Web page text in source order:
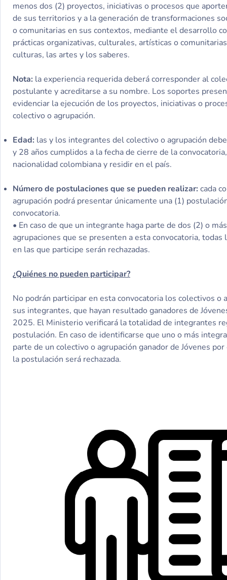
menos dos (2) proyectos, iniciativas o procesos que
de sus territorios y a la generación de transformaciones
o comunitarias en sus contextos, mediante el desarrollo
prácticas organizativas, culturales, artísticas o
culturas, las artes y los saberes.
Nota: la experiencia requerida deberá corresponder al
postulante y acreditarse a su nombre. Los soportes
evidenciar la ejecución de los proyectos, iniciativas o
colectivo o agrupación.
Edad: las y los integrantes del colectivo o agrupación
y 28 años cumplidos a la fecha de cierre de la
nacionalidad colombiana y residir en el país.
Número de postulaciones que se pueden realizar: cada
agrupación podrá presentar únicamente una (1)
convocatoria.
• En caso de que un integrante haga parte de dos (2) o
agrupaciones que se presenten a esta convocatoria, todas
en las que participe serán rechazadas.
¿Quiénes no pueden participar?
No podrán participar en esta convocatoria los colectivos o
sus integrantes, que hayan resultado ganadores de
2025. El Ministerio verificará la totalidad de integrantes
postulación. En caso de identificarse que uno o más
parte de un colectivo o agrupación ganador de Jóvenes
la postulación será rechazada.